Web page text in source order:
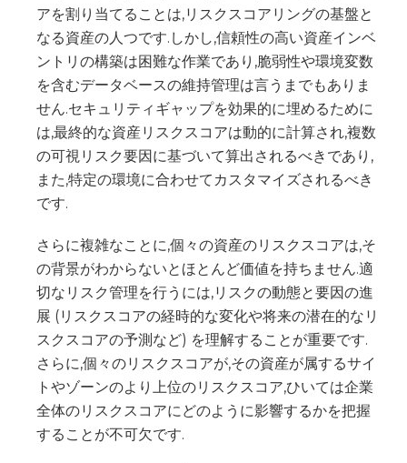
アを割り当てることは,リスクスコアリングの基盤と
なる資産の人つです.しかし,信頼性の高い資産インベ
ントリの構築は困難な作業であり,脆弱性や環境変数
を含むデータベースの維持管理は言うまでもありま
せん.セキュリティギャップを効果的に埋めるために
は,最終的な資産リスクスコアは動的に計算され,複数
の可視リスク要因に基づいて算出されるべきであり,
また,特定の環境に合わせてカスタマイズされるべき
です.
さらに複雑なことに,個々の資産のリスクスコアは,そ
の背景がわからないとほとんど価値を持ちません.適
切なリスク管理を行うには,リスクの動態と要因の進
展 (リスクスコアの経時的な変化や将来の潜在的なリ
スクスコアの予測など) を理解することが重要です.
さらに,個々のリスクスコアが,その資産が属するサイ
トやゾーンのより上位のリスクスコア,ひいては企業
全体のリスクスコアにどのように影響するかを把握
することが不可欠です.